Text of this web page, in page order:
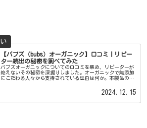
【バブズ（bubs）オーガニック】口コミ｜リピー
ター続出の秘密を調べてみた
バブズオーガニックについての口コミを集め、リピーターが
絶えないその秘密を深掘りしました。オーガニックで無添加
にこだわる人々から支持されている理由は何か。本製品の魅
ーガニックのファンになるかもしれません。実際の体験談を
2024.12.15